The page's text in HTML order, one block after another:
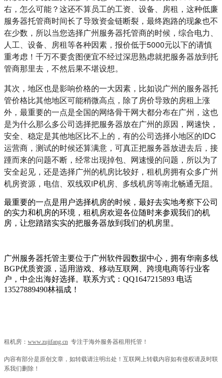
右，怎么可能？这还不算员工的工资、设备、房租，这种低廉
服务器托管商时间长了导致资金链断裂，最终跑路的现象也不
在少数，所以当您选择广州服务器托管商的时候，综合电力、
人工、设备、房租等各种因素，报价低于5000元以下的请慎
重考虑！千万不要贪图便宜不经过深思熟虑就把服务器放到托
管商那里去，不然后果不堪设想。
其次，地区也是影响价格的一大因素，比如说广州的服务器托
管价格比其他地区可能稍微高点，除了房价导致的房租上涨
外，最重要的一点是全国的网络骨干网大都分布在广州，这也
是为什么那么多公司选择把服务器放在广州的原因，网速快，
安全、稳定是其他地区比不上的，有的公司选择小地区的IDC
运营商，测试的时候还算满意，可真正把服务器放进去后，接
踵而来的问题不断，经常出现掉包、网速慢的问题，所以为了
安全起见，还是选择广州的机房比较好，租机房拥有众多广州
机房资源，电信、双线双iP机房、多线机房等南北畅通无阻。
最重要的一点是用户选择机房的时候，最好去实地考察下公司
的实力和机房的环境，租机房欢迎各位随时来参观我们的机
房，让您踏踏实实的把服务器放到我们的机房里。
广州服务器托管主要位于广州软件园数据中心，拥有华南多线
BGP优质资源，适用游戏、移动互联网、跨境电商等行业客
户，中企出海好选择。联系方式：QQ1647215893 电话
13527889490林福成！
租机房： www.zujifang.cn 专注于海外服务器租用托管！
内容有部分是原创文章，如转载请注明出处！互联网上转载内容如有侵权请及时联
系我们删除！